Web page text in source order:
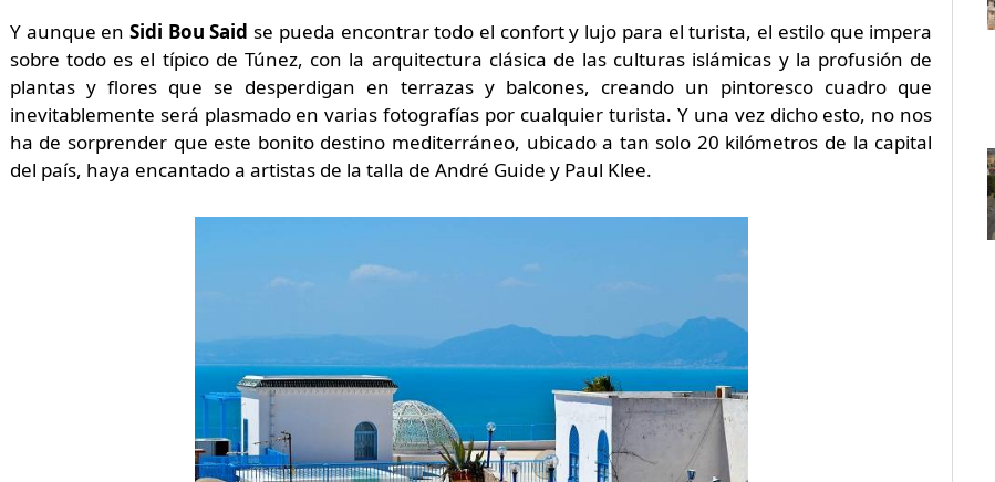
Y aunque en Sidi Bou Said se pueda encontrar todo el confort y lujo para el turista, el estilo que impera
sobre todo es el típico de Túnez, con la arquitectura clásica de las culturas islámicas y la profusión de
plantas y flores que se desperdigan en terrazas y balcones, creando un pintoresco cuadro que
inevitablemente será plasmado en varias fotografías por cualquier turista. Y una vez dicho esto, no nos
ha de sorprender que este bonito destino mediterráneo, ubicado a tan solo 20 kilómetros de la capital
del país, haya encantado a artistas de la talla de André Guide y Paul Klee.